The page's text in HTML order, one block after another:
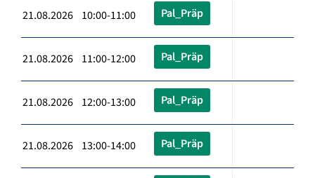
21.08.2026 10:00-11:00 Pal_Präp
21.08.2026 11:00-12:00 Pal_Präp
21.08.2026 12:00-13:00 Pal_Präp
21.08.2026 13:00-14:00 Pal_Präp